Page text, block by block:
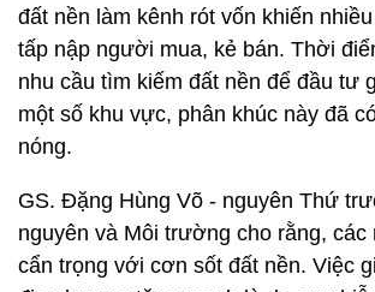
đất nền làm kênh rót vốn khiến
tấp nập người mua, kẻ bán. Thời
nhu cầu tìm kiếm đất nền để đầu tư
một số khu vực, phân khúc này đã
nóng.
GS. Đặng Hùng Võ - nguyên Thứ
nguyên và Môi trường cho rằng, các
cẩn trọng với cơn sốt đất nền. Việc